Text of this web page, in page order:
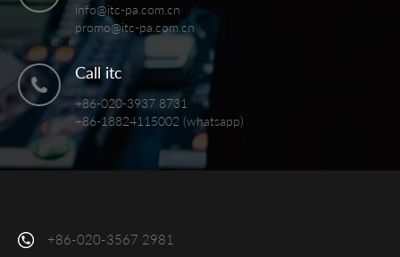
info@itc-pa.com.cn
promo@itc-pa.com.cn
Call itc
+86-020-3937 8731
+86-18824115002 (whatsapp)
+86-020-3567 2981